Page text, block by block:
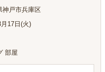
神戸市兵庫区
17日(火)
部屋